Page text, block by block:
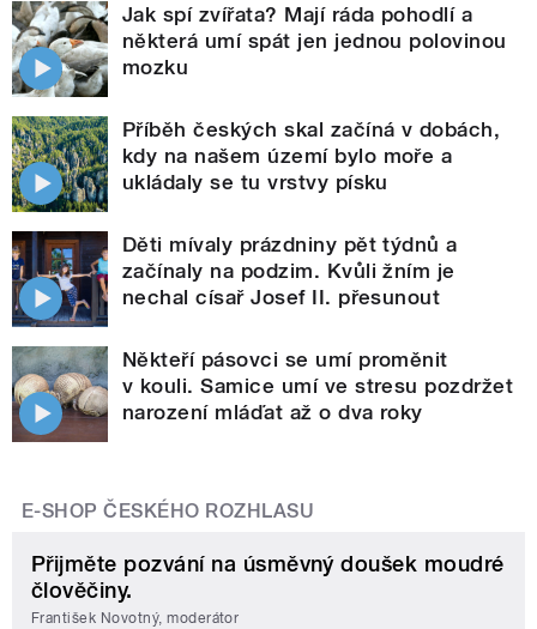
Jak spí zvířata? Mají ráda pohodlí a
některá umí spát jen jednou polovinou
mozku
Příběh českých skal začíná v dobách,
kdy na našem území bylo moře a
ukládaly se tu vrstvy písku
Děti mívaly prázdniny pět týdnů a
začínaly na podzim. Kvůli žním je
nechal císař Josef II. přesunout
Někteří pásovci se umí proměnit
v kouli. Samice umí ve stresu pozdržet
narození mláďat až o dva roky
E-SHOP ČESKÉHO ROZHLASU
Přijměte pozvání na úsměvný doušek moudré
člověčiny.
František Novotný, moderátor